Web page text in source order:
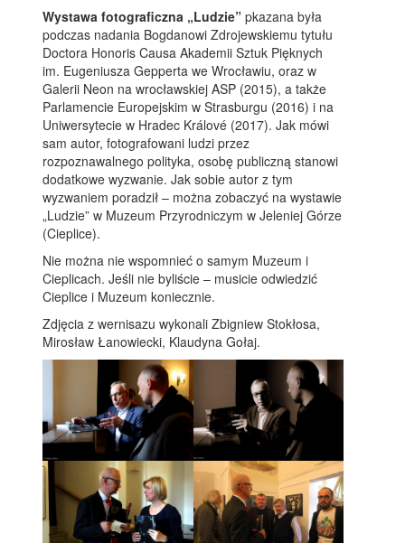
Wystawa fotograficzna „Ludzie” pkazana była
podczas nadania Bogdanowi Zdrojewskiemu tytułu
Doctora Honoris Causa Akademii Sztuk Pięknych
im. Eugeniusza Gepperta we Wrocławiu, oraz w
Galerii Neon na wrocławskiej ASP (2015), a także
Parlamencie Europejskim w Strasburgu (2016) i na
Uniwersytecie w Hradec Králové (2017). Jak mówi
sam autor, fotografowani ludzi przez
rozpoznawalnego polityka, osobę publiczną stanowi
dodatkowe wyzwanie. Jak sobie autor z tym
wyzwaniem poradził – można zobaczyć na wystawie
„Ludzie” w Muzeum Przyrodniczym w Jeleniej Górze
(Cieplice).
Nie można nie wspomnieć o samym Muzeum i
Cieplicach. Jeśli nie byliście – musicie odwiedzić
Cieplice i Muzeum koniecznie.
Zdjęcia z wernisazu wykonali Zbigniew Stokłosa,
Mirosław Łanowiecki, Klaudyna Gołaj.